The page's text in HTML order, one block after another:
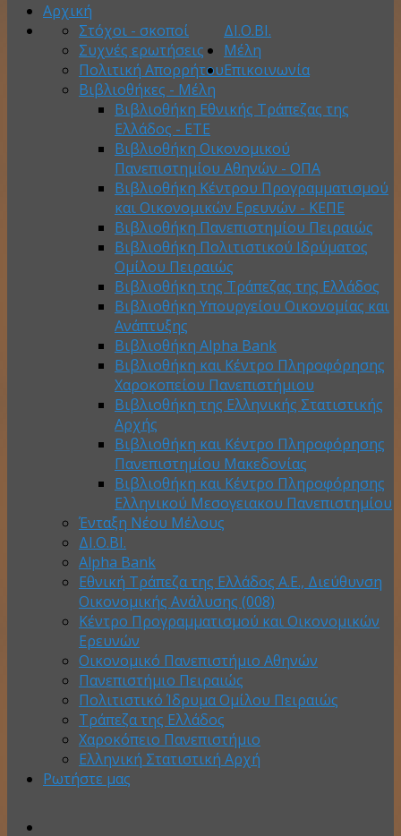
Αρχική
ΔΙ.Ο.ΒΙ.
Στόχοι - σκοποί
Συχνές ερωτήσεις
Πολιτική Απορρήτου
Μέλη
Βιβλιοθήκες - Μέλη
Βιβλιοθήκη Εθνικής Τράπεζας της
Ελλάδος - ΕΤΕ
Βιβλιοθήκη Οικονομικού
Πανεπιστημίου Αθηνών - ΟΠΑ
Βιβλιοθήκη Κέντρου Προγραμματισμού
και Οικονομικών Ερευνών - ΚΕΠΕ
Βιβλιοθήκη Πανεπιστημίου Πειραιώς
Βιβλιοθήκη Πολιτιστικού Ιδρύματος
Ομίλου Πειραιώς
Βιβλιοθήκη της Τράπεζας της Ελλάδος
Βιβλιοθήκη Υπουργείου Οικονομίας και
Ανάπτυξης
Βιβλιοθήκη Alpha Bank
Βιβλιοθήκη και Κέντρο Πληροφόρησης
Χαροκοπείου Πανεπιστήμιου
Βιβλιοθήκη της Ελληνικής Στατιστικής
Αρχής
Βιβλιοθήκη και Κέντρο Πληροφόρησης
Πανεπιστημίου Μακεδονίας
Βιβλιοθήκη και Κέντρο Πληροφόρησης
Ελληνικού Μεσογειακου Πανεπιστημίου
Ένταξη Νέου Μέλους
Επικοινωνία
ΔΙ.Ο.ΒΙ.
Alpha Bank
Εθνική Τράπεζα της Ελλάδος Α.Ε., Διεύθυνση
Οικονομικής Ανάλυσης (008)
Κέντρο Προγραμματισμού και Οικονομικών
Ερευνών
Οικονομικό Πανεπιστήμιο Αθηνών
Πανεπιστήμιο Πειραιώς
Πολιτιστικό Ίδρυμα Ομίλου Πειραιώς
Τράπεζα της Ελλάδος
Χαροκόπειο Πανεπιστήμιο
Ελληνική Στατιστική Αρχή
Ρωτήστε μας